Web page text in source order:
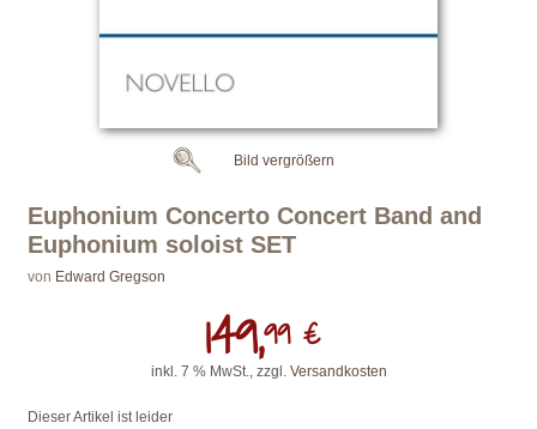
Euphonium Concerto Concert Band and
Euphonium soloist SET
von Edward Gregson
149,99 €
inkl. 7 % MwSt., zzgl. Versandkosten
Dieser Artikel ist leider
Bild vergrößern